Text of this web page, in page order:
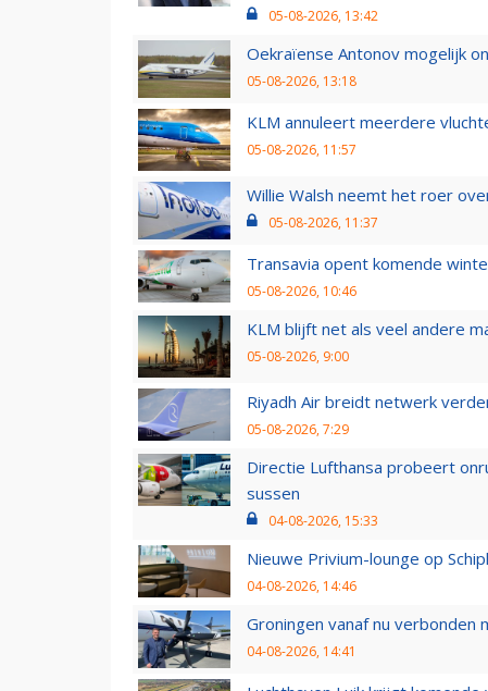
05-08-2026, 13:42
Oekraïense Antonov mogelijk
05-08-2026, 13:18
KLM annuleert meerdere
05-08-2026, 11:57
Willie Walsh neemt het roer
05-08-2026, 11:37
Transavia opent komende
05-08-2026, 10:46
KLM blijft net als veel andere
05-08-2026, 9:00
Riyadh Air breidt netwerk
05-08-2026, 7:29
Directie Lufthansa probeert
sussen
04-08-2026, 15:33
Nieuwe Privium-lounge op
04-08-2026, 14:46
Groningen vanaf nu
04-08-2026, 14:41